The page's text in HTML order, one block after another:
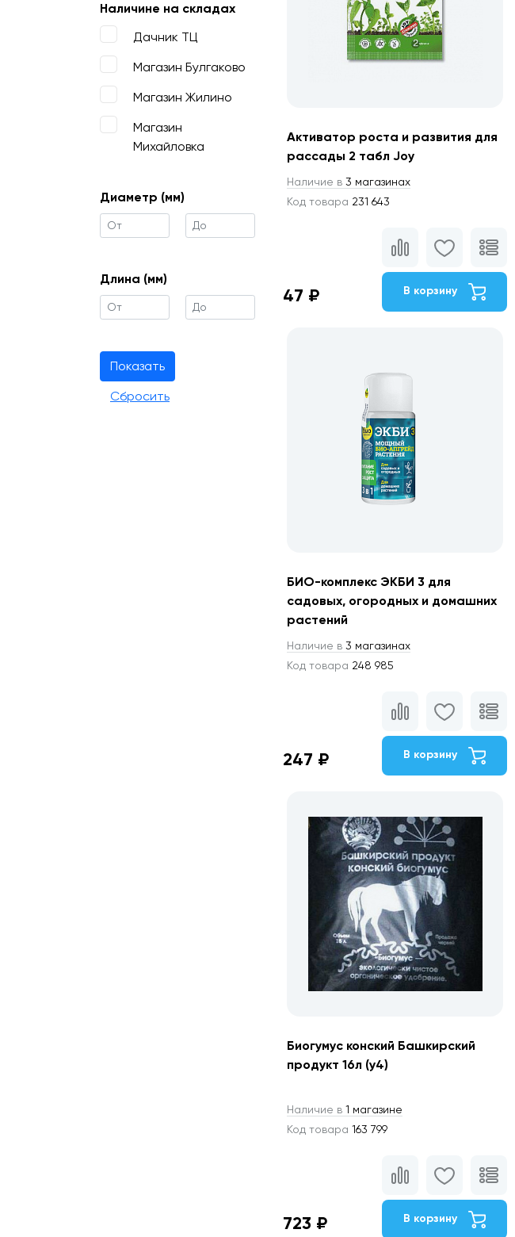
Наличине на складах
Дачник ТЦ
Магазин Булгаково
Магазин Жилино
Магазин
Михайловка
Диаметр (мм)
Длина (мм)
Активатор роста и развития для
рассады 2 табл Joy
Наличие в 3 магазинах
Код товара 231 643
47 ₽ В корзину
БИО-комплекс ЭКБИ 3 для
садовых, огородных и домашних
растений
Наличие в 3 магазинах
Код товара 248 985
247 ₽ В корзину
Биогумус конский Башкирский
продукт 16л (у4)
Наличие в 1 магазине
Код товара 163 799
723 ₽ В корзину